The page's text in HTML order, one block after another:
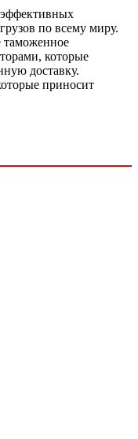
по всему миру.
таможенное
которые
доставку.
приносит